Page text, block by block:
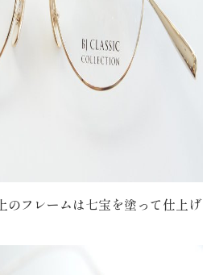
のフレームは七宝を塗って仕上げ